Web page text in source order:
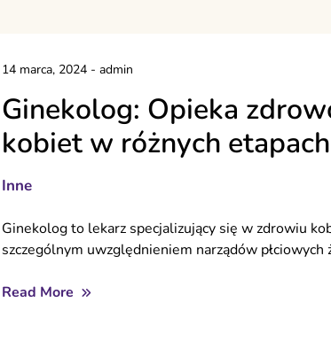
14 marca, 2024- admin
Ginekolog: Opieka
kobiet w różnych
Inne
Ginekolog to lekarz specjalizujący się w zdrowiu
szczególnym uwzględnieniem narządów płciowych
Read More